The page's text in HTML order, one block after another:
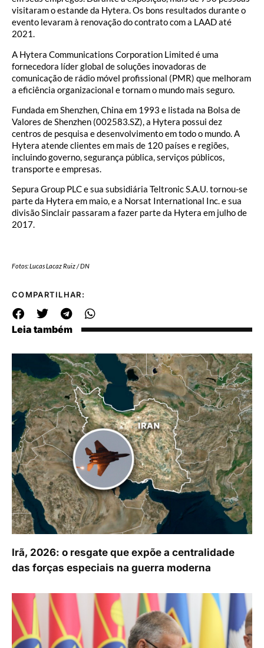
visitaram o estande da Hytera. Os bons resultados durante o
evento levaram à renovação do contrato com a LAAD até
2021.
A Hytera Communications Corporation Limited é uma
fornecedora líder global de soluções inovadoras de
comunicação de rádio móvel profissional (PMR) que melhoram
a eficiência organizacional e tornam o mundo mais seguro.
Fundada em Shenzhen, China em 1993 e listada na Bolsa de
Valores de Shenzhen (002583.SZ), a Hytera possui dez
centros de pesquisa e desenvolvimento em todo o mundo. A
Hytera atende clientes em mais de 120 países e regiões,
incluindo governo, segurança pública, serviços públicos,
transporte e empresas.
Sepura Group PLC e sua subsidiária Teltronic S.A.U. tornou-se
parte da Hytera em maio, e a Norsat International Inc. e sua
divisão Sinclair passaram a fazer parte da Hytera em julho de
2017.
Fotos: Lucas Lacaz Ruiz / DN
COMPARTILHAR:
Leia também
Irã, 2026: o resgate que expõe a centralidade
das forças especiais na guerra moderna